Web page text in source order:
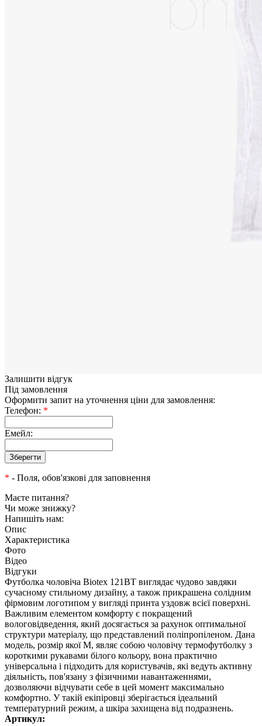
Залишити відгук
Під замовлення
Оформити запит на уточнення ціни для замовлення:
Телефон: *
Емейл:
* - Поля, обов'язкові для заповнення
Маєте питання?
Чи може знижку?
Напишіть нам:
Опис
Характеристика
Фото
Відео
Відгуки
Футболка чоловіча Biotex 121BT виглядає чудово завдяки
сучасному стильному дизайну, а також прикрашена солідним
фірмовим логотипом у вигляді принта уздовж всієї поверхні.
Важливим елементом комфорту є покращений
вологовідведення, який досягається за рахунок оптимальної
структури матеріалу, що представлений поліпропіленом. Дана
модель, розмір якої М, являє собою чоловічу термофутболку з
короткими рукавами білого кольору, вона практично
універсальна і підходить для користувачів, які ведуть активну
діяльність, пов'язану з фізичними навантаженнями,
дозволяючи відчувати себе в цей момент максимально
комфортно. У такій екіпіровці зберігається ідеальний
температурний режим, а шкіра захищена від подразнень.
Артикул: